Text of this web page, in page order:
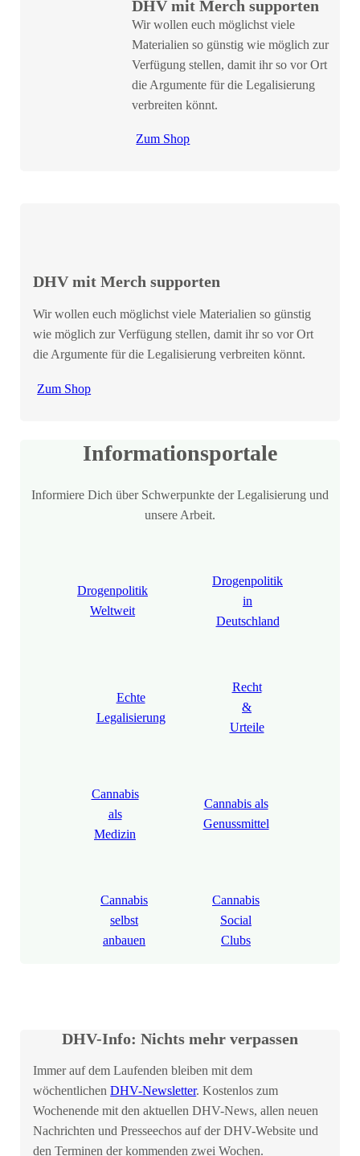
DHV mit Merch supporten
Wir wollen euch möglichst viele
Materialien so günstig wie möglich zur
Verfügung stellen, damit ihr so vor Ort
die Argumente für die Legalisierung
verbreiten könnt.
Zum Shop
DHV mit Merch supporten
Wir wollen euch möglichst viele Materialien so günstig
wie möglich zur Verfügung stellen, damit ihr so vor Ort
die Argumente für die Legalisierung verbreiten könnt.
Zum Shop
Informationsportale
Informiere Dich über Schwerpunkte der Legalisierung und
unsere Arbeit.
Drogenpolitik
Weltweit
Drogenpolitik
in
Deutschland
Echte
Legalisierung
Recht
&
Urteile
Cannabis
als
Medizin
Cannabis als
Genussmittel
Cannabis
selbst
anbauen
Cannabis
Social
Clubs
DHV-Info: Nichts mehr verpassen
Immer auf dem Laufenden bleiben mit dem
wöchentlichenDHV-Newsletter. Kostenlos zum
Wochenende mit den aktuellen DHV-News, allen neuen
Nachrichten und Presseechos auf der DHV-Website und
den Terminen der kommenden zwei Wochen.